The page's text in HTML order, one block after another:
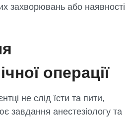
захворювань або наявності
операції
не слід їсти та пити,
завдання анестезіологу та